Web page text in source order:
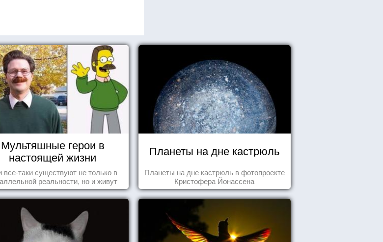
Мультяшные герои в
настоящей жизни
все-таки существуют не только в
реальности, но и живут
среди нас с вами.
Планеты на дне кастрюль
Планеты на дне кастрюль в фотопроекте
Кристофера Йонассена